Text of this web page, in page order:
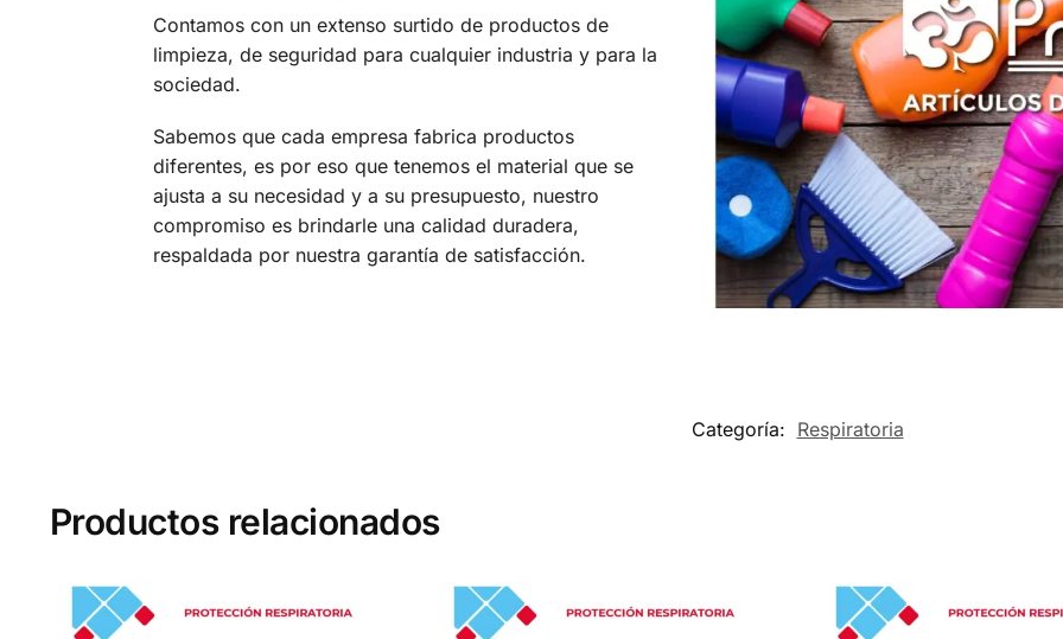
Contamos con un extenso surtido de productos de
limpieza, de seguridad para cualquier industria y para la
sociedad.
Sabemos que cada empresa fabrica productos
diferentes, es por eso que tenemos el material que se
ajusta a su necesidad y a su presupuesto, nuestro
compromiso es brindarle una calidad duradera,
respaldada por nuestra garantía de satisfacción.
Categoría: Respiratoria
Productos relacionados